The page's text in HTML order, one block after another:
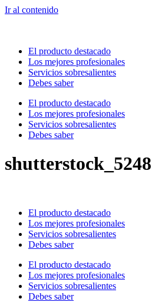
Ir al contenido
El producto destacado
Los mejores profesionales
Servicios sobresalientes
Debes saber
El producto destacado
Los mejores profesionales
Servicios sobresalientes
Debes saber
El producto destacado
Los mejores profesionales
Servicios sobresalientes
Debes saber
El producto destacado
Los mejores profesionales
Servicios sobresalientes
Debes saber